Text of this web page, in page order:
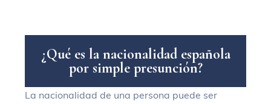
¿Qué es la nacionalidad española
por simple presunción?
La nacionalidad de una persona puede ser